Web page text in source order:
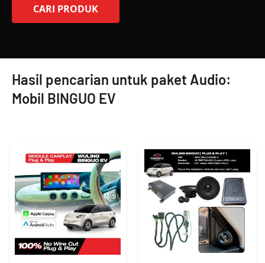
CARI PRODUK
Hasil pencarian untuk paket Audio:
Mobil BINGUO EV